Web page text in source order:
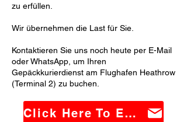
zu erfüllen.
Wir übernehmen die Last für Sie.
Kontaktieren Sie uns noch heute per E-Mail
oder WhatsApp, um Ihren
Gepäckkurierdienst am Flughafen Heathrow
(Terminal 2) zu buchen.
Click Here To Email Us